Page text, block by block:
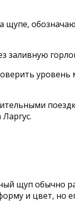
щупе,
щуп обычно
и цвет, но